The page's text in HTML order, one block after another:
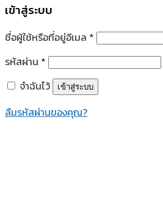
เข้าสู่ระบบ
ชื่อผู้ใช้หรือที่อยู่อีเมล *
รหัสผ่าน *
จำฉันไว้
เข้าสู่ระบบ
ลืมรหัสผ่านของคุณ?